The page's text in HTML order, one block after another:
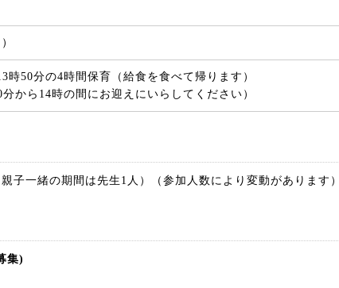
時50分の4時間保育（給食を食べて帰ります）
分から14時の間にお迎えにいらしてください）
子一緒の期間は先生1人）（参加人数により変動があります）
集)